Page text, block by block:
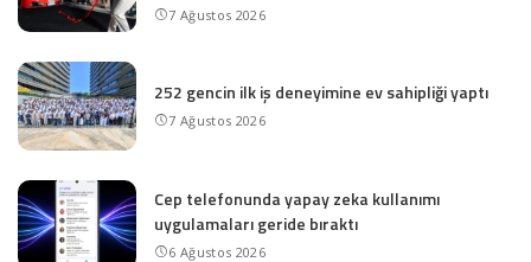
7 Ağustos 2026
252 gencin ilk iş deneyimine ev sahipliği yaptı
7 Ağustos 2026
Cep telefonunda yapay zeka kullanımı
uygulamaları geride bıraktı
6 Ağustos 2026